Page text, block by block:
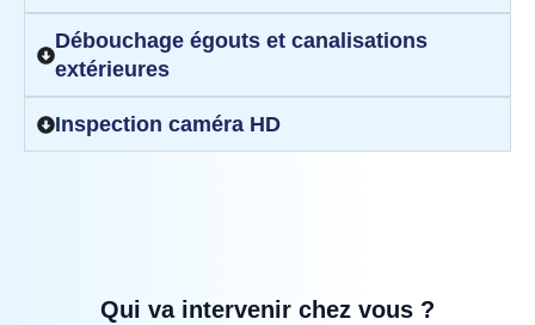
Débouchage égouts et canalisations
extérieures
Inspection caméra HD
Qui va intervenir chez vous ?